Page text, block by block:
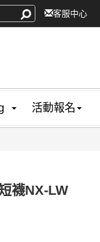
客服中心
活動報名
襪NX-LW